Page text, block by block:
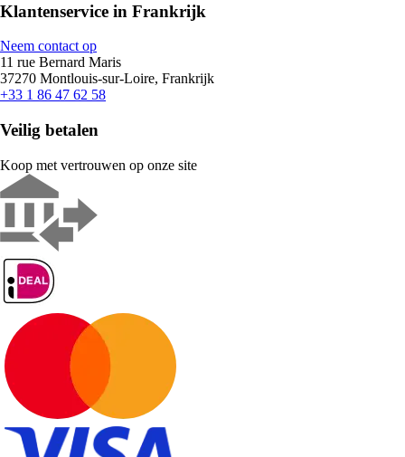
Klantenservice in Frankrijk
Neem contact op
11 rue Bernard Maris
37270 Montlouis-sur-Loire, Frankrijk
+33 1 86 47 62 58
Veilig betalen
Koop met vertrouwen op onze site